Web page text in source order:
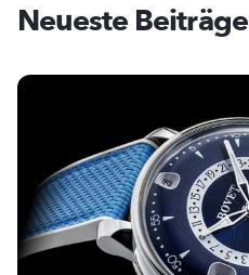
Neueste Beiträge